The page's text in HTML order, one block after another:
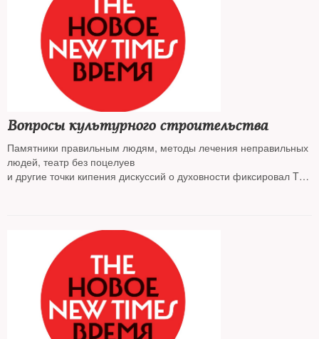
Вопросы культурного строительства
Памятники правильным людям, методы лечения неправильных
людей, театр без поцелуев
и другие точки кипения дискуссий о духовности фиксировал The